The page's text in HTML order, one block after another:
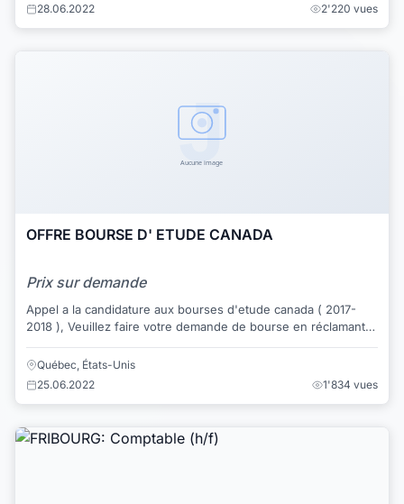
28.06.2022
2'220 vues
OFFRE BOURSE D' ETUDE CANADA
Prix sur demande
Appel a la candidature aux bourses d'etude canada ( 2017-
2018 ), Veuillez faire votre demande de bourse en réclamant
le formulaire d’inscription à rem...
Québec, États-Unis
25.06.2022
1'834 vues